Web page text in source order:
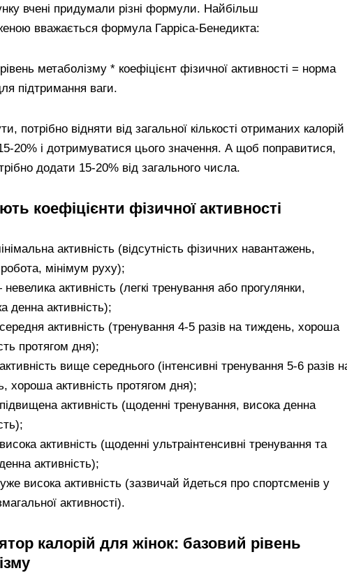
вчені придумали різні формули. Найбільш
вважається формула Гарріса-Бенедикта:
метаболізму * коефіцієнт фізичної активності = норма
підтримання ваги.
потрібно відняти від загальної кількості отриманих калорій
20% і дотримуватися цього значення. А щоб поправитися,
додати 15-20% від загального числа.
коефіцієнти фізичної активності
активність (відсутність фізичних навантажень,
мінімум руху);
активність (легкі тренування або прогулянки,
денна активність);
активність (тренування 4-5 разів на тиждень, хороша
протягом дня);
вище середнього (інтенсивні тренування 5-6 разів
хороша активність протягом дня);
активність (щоденні тренування, висока денна
активність (щоденні ультраінтенсивні тренування та
активність);
висока активність (зазвичай йдеться про спортсменів у
активності).
калорій для жінок: базовий рівень